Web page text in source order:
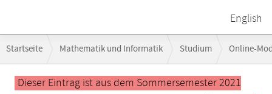
English
Navigation
Startseite Mathematik und Informatik Studium Online-
Großes Vertiefungsmodul Analysis/Topologie
Hauptinhalt
Dieser Eintrag ist aus dem Sommersemester 2021